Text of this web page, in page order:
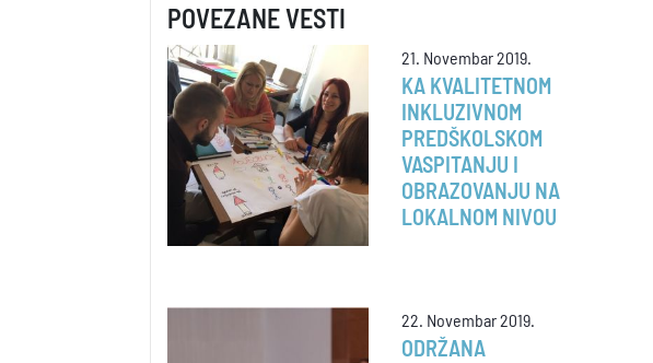
POVEZANE VESTI
21. Novembar 2019.
KA KVALITETNOM
INKLUZIVNOM
PREDŠKOLSKOM
VASPITANJU I
OBRAZOVANJU NA
LOKALNOM NIVOU
22. Novembar 2019.
ODRŽANA